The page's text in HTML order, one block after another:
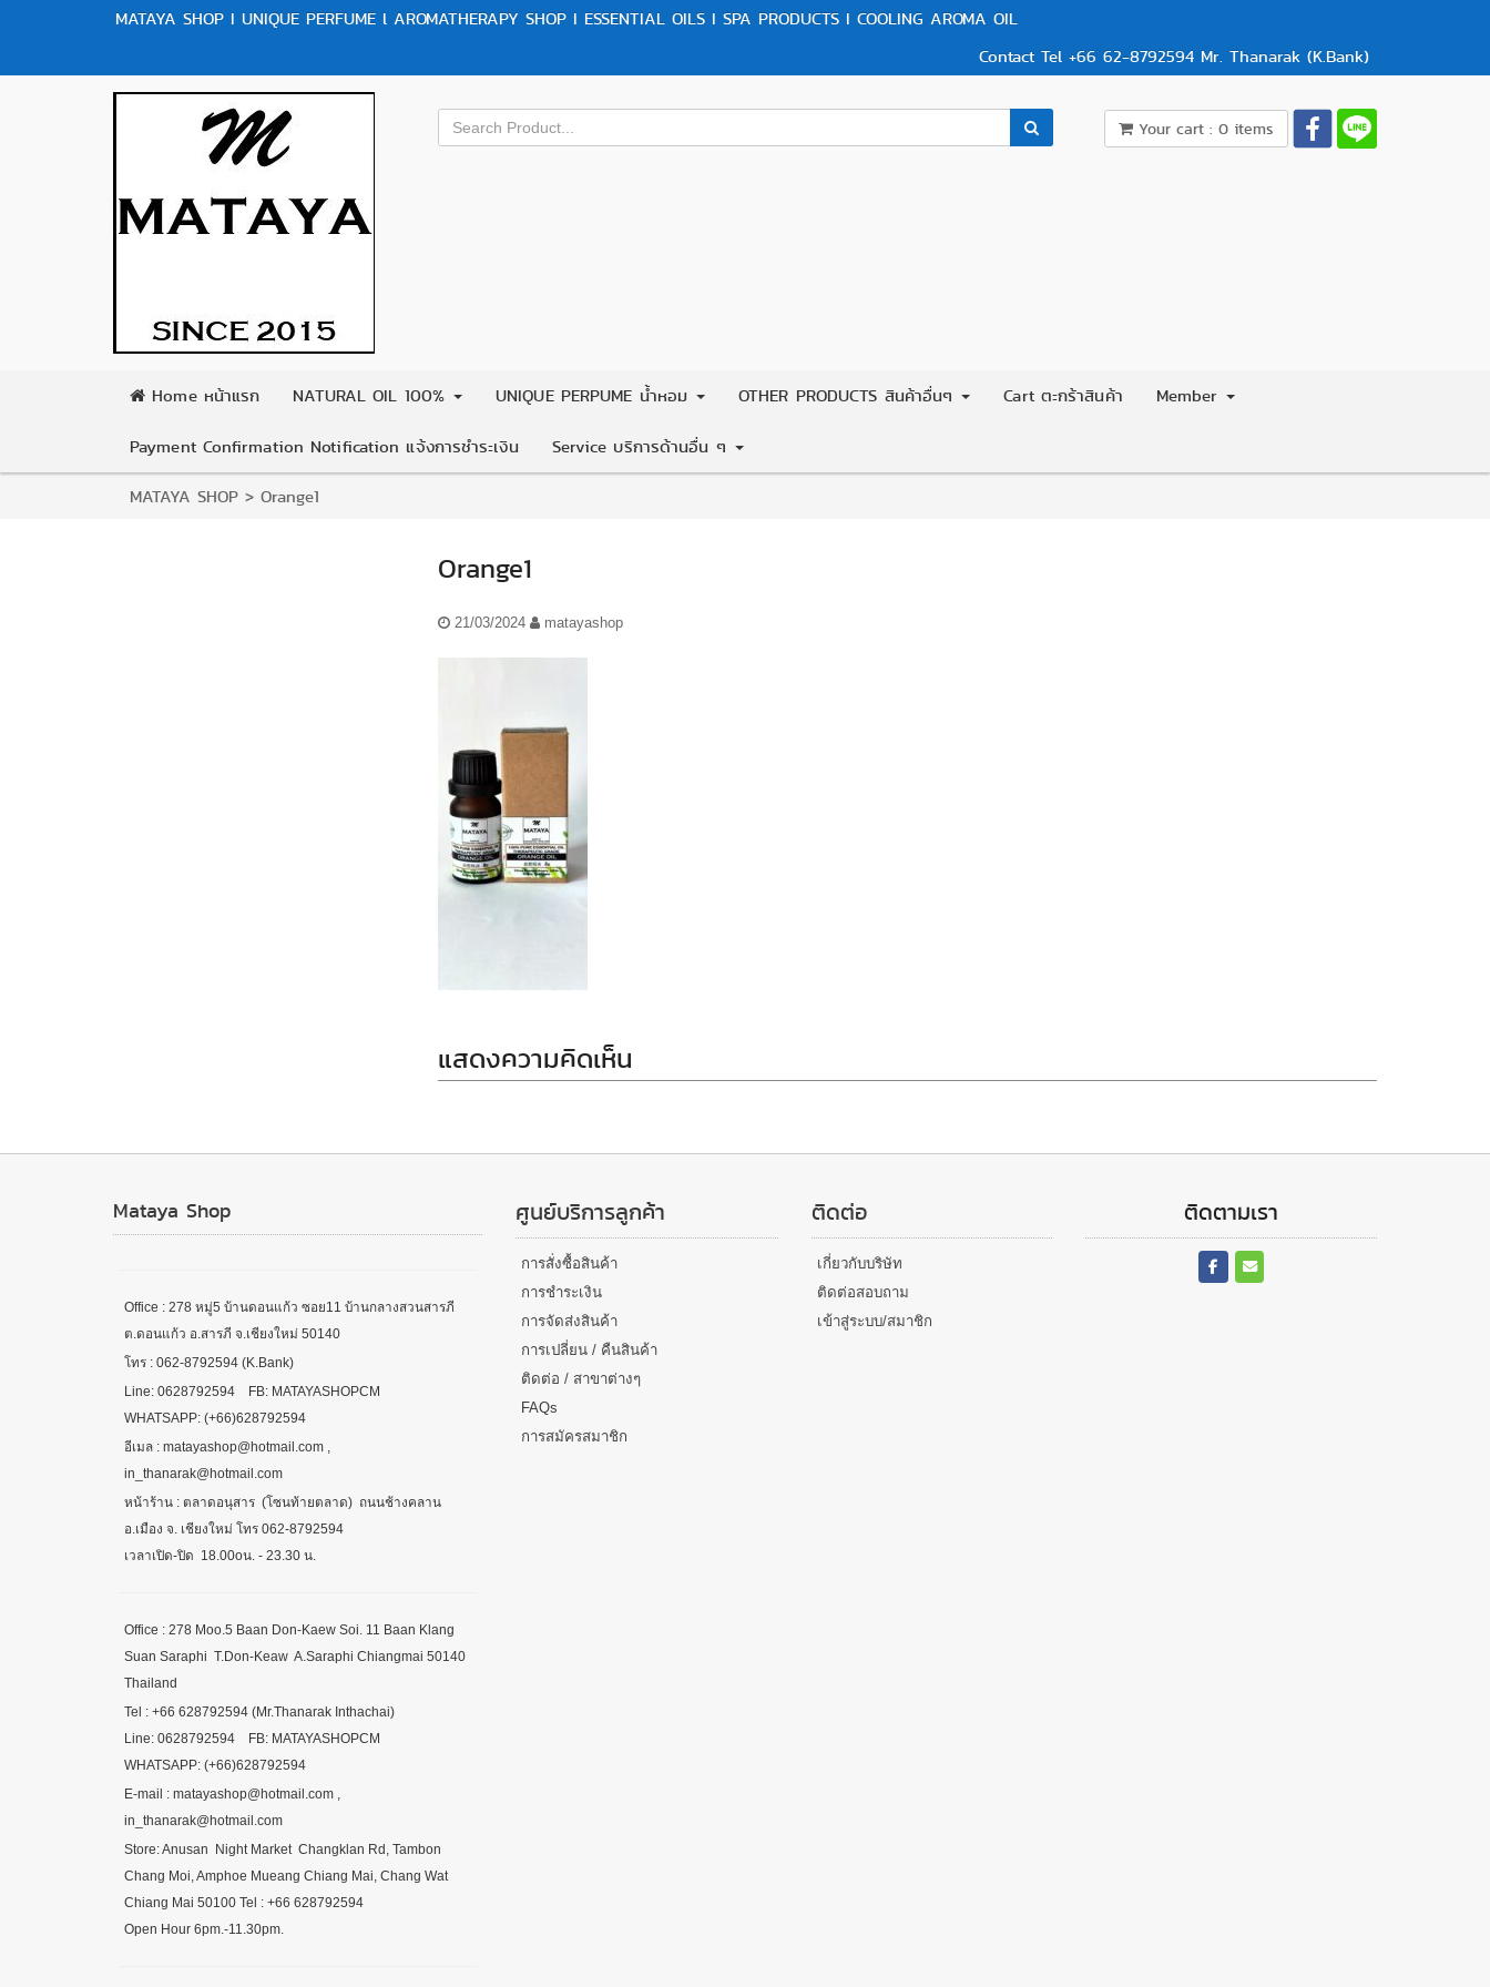
MATAYA SHOP I UNIQUE PERFUME l AROMATHERAPY SHOP I ESSENTIAL OILS I SPA PRODUCTS I COOLING AROMA OIL
Contact Tel +66 62-8792594 Mr. Thanarak (K.Bank)
Your cart : 0 items
Home หน้าแรก NATURAL OIL 100% UNIQUE PERPUME น้ำหอม OTHER PRODUCTS สินค้าอื่นๆ Cart ตะกร้าสินค้า Member
Payment Confirmation Notification แจ้งการชำระเงิน Service บริการด้านอื่น ๆ
MATAYA SHOP > Orange1
Orange1
21/03/2024 matayashop
แสดงความคิดเห็น
Mataya Shop
Office : 278 หมู่5 บ้านดอนแก้ว ซอย11 บ้านกลางสวนสารภี
ต.ดอนแก้ว อ.สารภี จ.เชียงใหม่ 50140
โทร : 062-8792594 (K.Bank)
Line: 0628792594 FB: MATAYASHOPCM
WHATSAPP: (+66)628792594
อีเมล : matayashop@hotmail.com ,
in_thanarak@hotmail.com
หน้าร้าน : ตลาดอนุสาร (โซนท้ายตลาด) ถนนช้างคลาน
อ.เมือง จ. เชียงใหม่ โทร 062-8792594
เวลาเปิด-ปิด 18.00oน. - 23.30 น.
Office : 278 Moo.5 Baan Don-Kaew Soi. 11 Baan Klang
Suan Saraphi T.Don-Keaw A.Saraphi Chiangmai 50140
Thailand
Tel : +66 628792594 (Mr.Thanarak Inthachai)
Line: 0628792594 FB: MATAYASHOPCM
WHATSAPP: (+66)628792594
E-mail : matayashop@hotmail.com ,
in_thanarak@hotmail.com
Store: Anusan Night Market Changklan Rd, Tambon
Chang Moi, Amphoe Mueang Chiang Mai, Chang Wat
Chiang Mai 50100 Tel : +66 628792594
Open Hour 6pm.-11.30pm.
ศูนย์บริการลูกค้า
การสั่งซื้อสินค้า
การชำระเงิน
การจัดส่งสินค้า
การเปลี่ยน / คืนสินค้า
ติดต่อ / สาขาต่างๆ
FAQs
การสมัครสมาชิก
ติดต่อ
เกี่ยวกับบริษัท
ติดต่อสอบถาม
เข้าสู่ระบบ/สมาชิก
ติดตามเรา